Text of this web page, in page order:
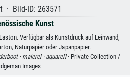
· Bild-ID: 263571
Kunst
Verfügbar als Kunstdruck auf Leinwand,
Naturpapier oder Japanpapier.
·malerei · aquarell· Private Collection /
Images